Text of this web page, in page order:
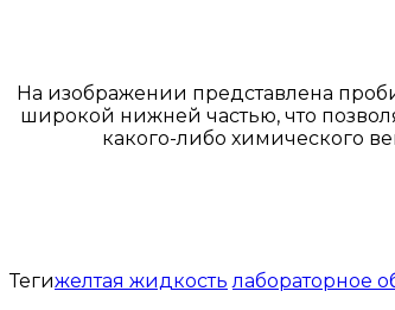
На изображении представлена
широкой нижней частью, что
какого-либо химического
Тегижелтая жидкость лабораторное